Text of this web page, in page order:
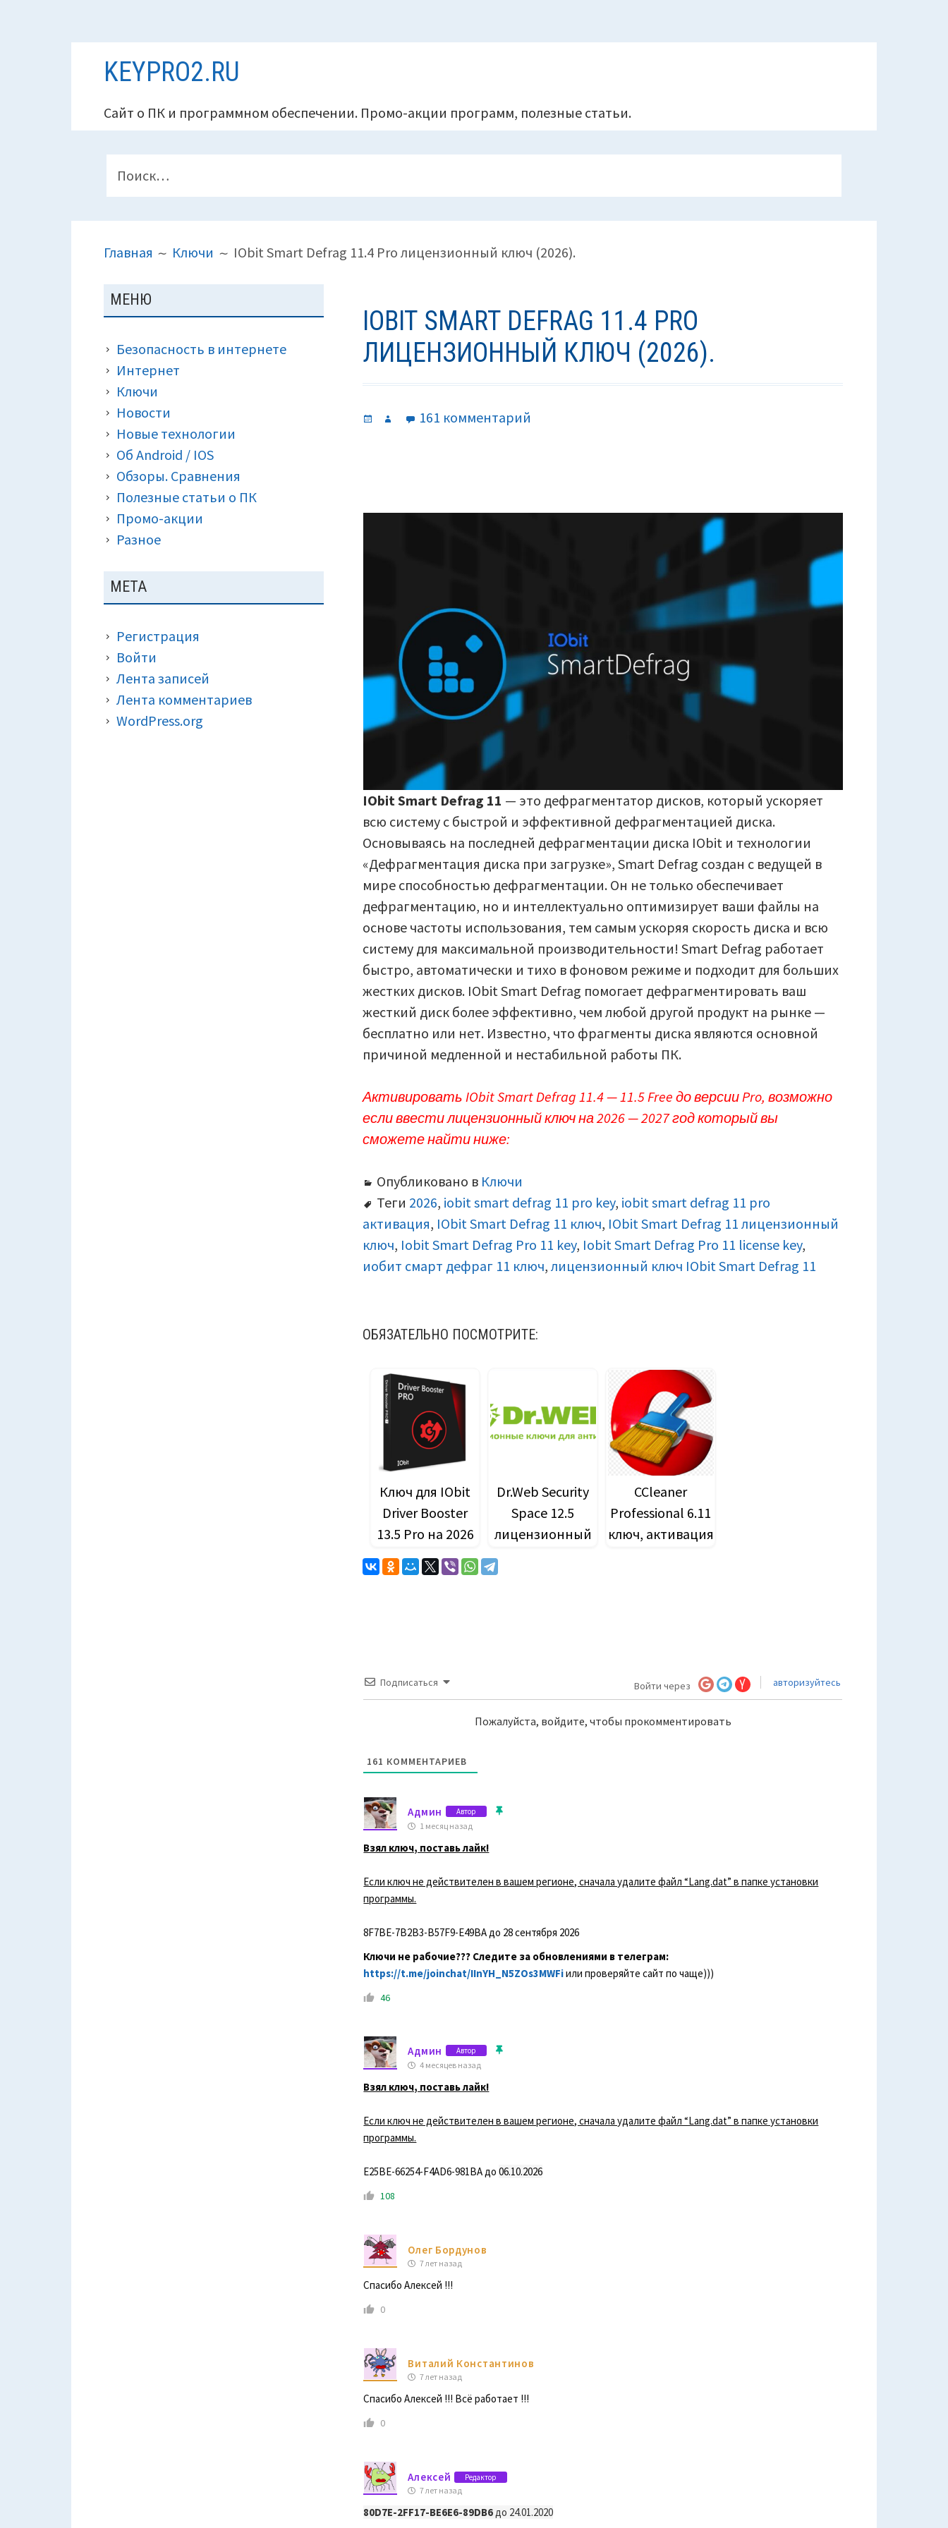
KEYPRO2.RU
Сайт о ПК и программном обеспечении. Промо-акции программ, полезные статьи.
ВЕРХНЕГО
КОЛОНТИТУЛА
САЙТЕ
(ХЛЕБНЫЕ
КРОШКИ)
Главная Ключи IObit Smart Defrag 11.4 Pro лицензионный ключ (2026).
IOBIT SMART DEFRAG 11.4 PRO
ЛИЦЕНЗИОННЫЙ КЛЮЧ (2026).
Опубликовано
Автор 161 комментарий
IObit Smart Defrag 11 — это дефрагментатор дисков, который ускоряет
всю систему с быстрой и эффективной дефрагментацией диска.
Основываясь на последней дефрагментации диска IObit и технологии
«Дефрагментация диска при загрузке», Smart Defrag создан с ведущей в
мире способностью дефрагментации. Он не только обеспечивает
дефрагментацию, но и интеллектуально оптимизирует ваши файлы на
основе частоты использования, тем самым ускоряя скорость диска и всю
систему для максимальной производительности! Smart Defrag работает
быстро, автоматически и тихо в фоновом режиме и подходит для больших
жестких дисков. IObit Smart Defrag помогает дефрагментировать ваш
жесткий диск более эффективно, чем любой другой продукт на рынке —
бесплатно или нет. Известно, что фрагменты диска являются основной
причиной медленной и нестабильной работы ПК.
Активировать IObit Smart Defrag 11.4 — 11.5 Free до версии Pro, возможно
если ввести лицензионный ключ на 2026 — 2027 год который вы
сможете найти ниже:
Опубликовано в Ключи
Теги 2026, iobit smart defrag 11 pro key, iobit smart defrag 11 pro
активация, IObit Smart Defrag 11 ключ, IObit Smart Defrag 11 лицензионный
ключ, Iobit Smart Defrag Pro 11 key, Iobit Smart Defrag Pro 11 license key,
иобит смарт дефраг 11 ключ,лицензионный ключ IObit Smart Defrag 11
ОБЯЗАТЕЛЬНО ПОСМОТРИТЕ:
Ключ для IObit
Driver Booster
13.5 Pro на 2026
г.
Dr.Web Security
Space 12.5
лицензионный
CCleaner
Professional 6.11
ключ, активация
Подписаться Войти через авторизуйтесь
Пожалуйста, войдите, чтобы прокомментировать
161 КОММЕНТАРИЕВ
Админ Автор
1 месяц назад
Взял ключ, поставь лайк!
Если ключ не действителен в вашем регионе, сначала удалите файл “Lang.dat” в папке установки
программы.
8F7BE-7B2B3-B57F9-E49BA до 28 сентября 2026
Ключи не рабочие??? Следите за обновлениями в телеграм:
https://t.me/joinchat/IInYH_N5ZOs3MWFiили проверяйте сайт по чаще)))
46
Админ Автор
4 месяцев назад
Взял ключ, поставь лайк!
Если ключ не действителен в вашем регионе, сначала удалите файл “Lang.dat” в папке установки
программы.
E25BE-66254-F4AD6-981BA до06.10.2026
108
Олег Бордунов
7 лет назад
Спасибо Алексей !!!
0
Виталий Константинов
7 лет назад
Спасибо Алексей !!! Всё работает !!!
0
Алексей Редактор
7 лет назад
80D7E-2FF17-BE6E6-89DB6до 24.01.2020
ОСНОВНАЯ
ПАНЕЛЬ
МЕНЮ
Безопасность в интернете
Интернет
Ключи
Новости
Новые технологии
Об Android / IOS
Обзоры. Сравнения
Полезные статьи о ПК
Промо-акции
Разное
МЕТА
Регистрация
Войти
Лента записей
Лента комментариев
WordPress.org